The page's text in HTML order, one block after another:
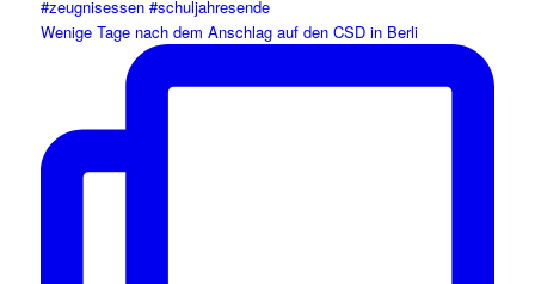
Wenige Tage nach dem Anschlag auf den CSD in Berli